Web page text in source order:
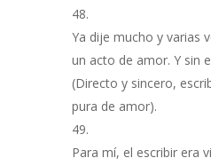
Ya dije mucho y varias
un acto de amor. Y sin
(Directo y sincero,
pura de amor).
Para mí, el escribir era